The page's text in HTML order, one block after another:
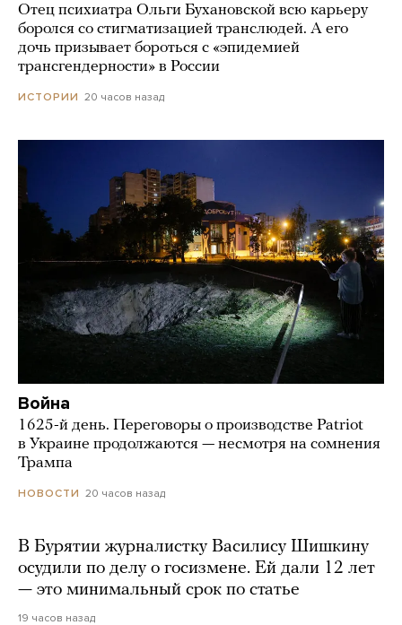
Отец психиатра Ольги Бухановской всю карьеру
боролся со стигматизацией транслюдей. А его
дочь призывает бороться с «эпидемией
трансгендерности» в России
ИСТОРИИ 20 часов назад
Война
1625-й день. Переговоры о производстве Patriot
в Украине продолжаются — несмотря на сомнения
Трампа
НОВОСТИ 20 часов назад
В Бурятии журналистку Василису Шишкину
осудили по делу о госизмене. Ей дали 12 лет
— это минимальный срок по статье
19 часов назад